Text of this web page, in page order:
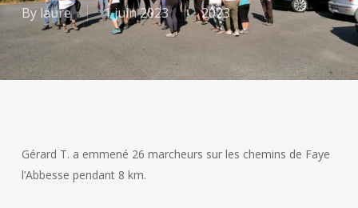
By laure 1 juin 2023 2023
Gérard T. a emmené 26 marcheurs sur les chemins de Faye
l’Abbesse pendant 8 km.